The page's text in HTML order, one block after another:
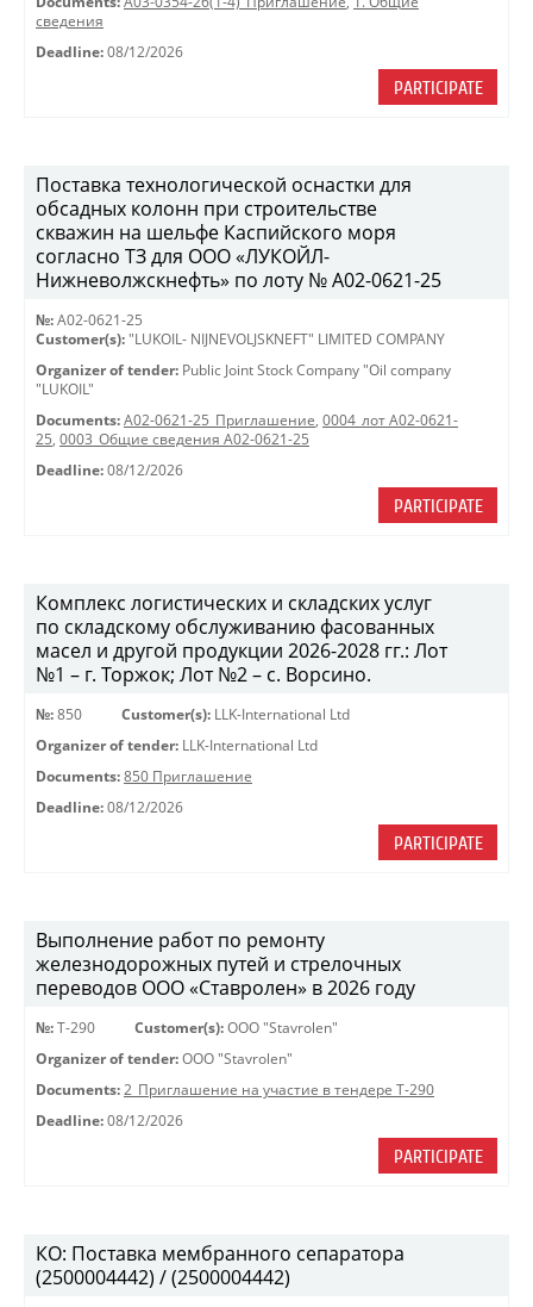
сведения
Deadline: 08/12/2026
PARTICIPATE
Поставка технологической оснастки для
обсадных колонн при строительстве
скважин на шельфе Каспийского моря
согласно ТЗ для ООО «ЛУКОЙЛ-
Нижневолжскнефть» по лоту № A02-0621-25
№: A02-0621-25
Customer(s): "LUKOIL- NIJNEVOLJSKNEFT" LIMITED COMPANY
Organizer of tender: Public Joint Stock Company "Oil company
"LUKOIL"
Documents: A02-0621-25_Приглашение, 0004_лот A02-0621-
25, 0003_Общие сведения A02-0621-25
Deadline: 08/12/2026
PARTICIPATE
Комплекс логистических и складских услуг
по складскому обслуживанию фасованных
масел и другой продукции 2026-2028 гг.: Лот
№1 – г. Торжок; Лот №2 – с. Ворсино.
№: 850 Customer(s): LLK-International Ltd
Organizer of tender: LLK-International Ltd
Documents: 850 Приглашение
Deadline: 08/12/2026
PARTICIPATE
Выполнение работ по ремонту
железнодорожных путей и стрелочных
переводов ООО «Ставролен» в 2026 году
№: Т-290 Customer(s): OOO "Stavrolen"
Organizer of tender: OOO "Stavrolen"
Documents: 2_Приглашение на участие в тендере Т-290
Deadline: 08/12/2026
PARTICIPATE
КО: Поставка мембранного сепаратора
(2500004442) / (2500004442)